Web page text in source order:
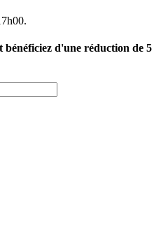
bénéficiez d'une réduction de 5